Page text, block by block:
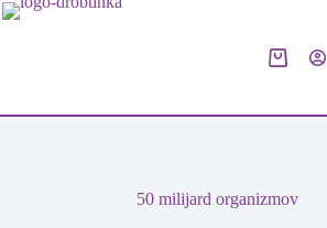
Skip
Shopping
50 milijard organizmov